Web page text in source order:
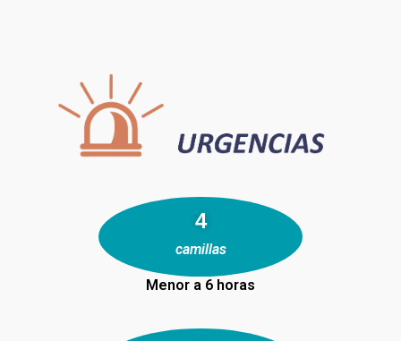
7
camillas
Menor a 6 horas